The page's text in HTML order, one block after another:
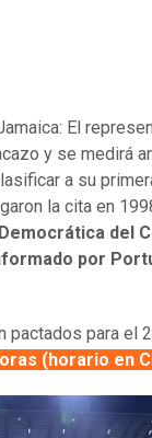
El
y se medirá
a su
la cita en
del
por
pactados para el
(horario en